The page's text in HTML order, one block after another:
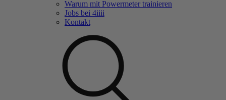
Warum mit Powermeter trainieren
Jobs bei 4iiii
Kontakt